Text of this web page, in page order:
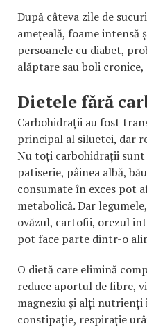
După câteva zile de
amețeală, foame intensă
persoanele cu diabet,
alăptare sau boli
Dietele fără
Carbohidrații au fost
principal al siluetei, dar
Nu toți carbohidrații sunt
patiserie, pâinea albă,
consumate în exces pot
metabolică. Dar
ovăzul, cartofii, orezul
pot face parte dintr-o
O dietă care elimină
reduce aportul de fibre,
magneziu și alți
constipație, respirație